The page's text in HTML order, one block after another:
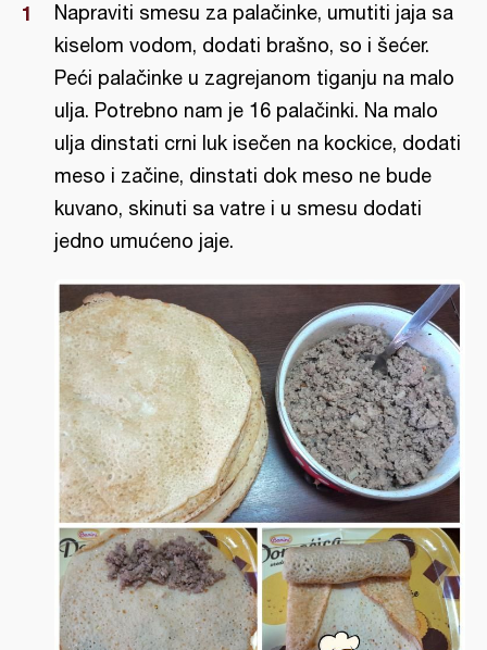
Napraviti smesu za palačinke, umutiti jaja sa
kiselom vodom, dodati brašno, so i šećer.
Peći palačinke u zagrejanom tiganju na malo
ulja. Potrebno nam je 16 palačinki. Na malo
ulja dinstati crni luk isečen na kockice, dodati
meso i začine, dinstati dok meso ne bude
kuvano, skinuti sa vatre i u smesu dodati
jedno umućeno jaje.